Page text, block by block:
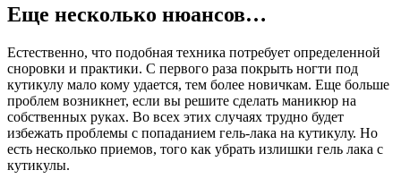
Еще несколько нюансов…
Естественно, что подобная техника потребует определенной
сноровки и практики. С первого раза покрыть ногти под
кутикулу мало кому удается, тем более новичкам. Еще больше
проблем возникнет, если вы решите сделать маникюр на
собственных руках. Во всех этих случаях трудно будет
избежать проблемы с попаданием гель-лака на кутикулу. Но
есть несколько приемов, того как убрать излишки гель лака с
кутикулы.